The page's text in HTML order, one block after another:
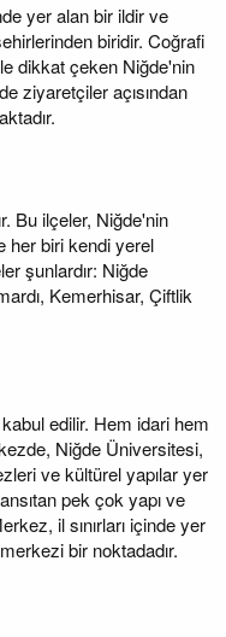
yer alan bir ildir ve
biridir. Coğrafi
dikkat çeken Niğde'nin
ziyaretçiler açısından
Bu ilçeler, Niğde'nin
her biri kendi yerel
şunlardır: Niğde
Kemerhisar, Çiftlik
edilir. Hem idari hem
Niğde Üniversitesi,
ve kültürel yapılar yer
pek çok yapı ve
il sınırları içinde yer
bir noktadadır.